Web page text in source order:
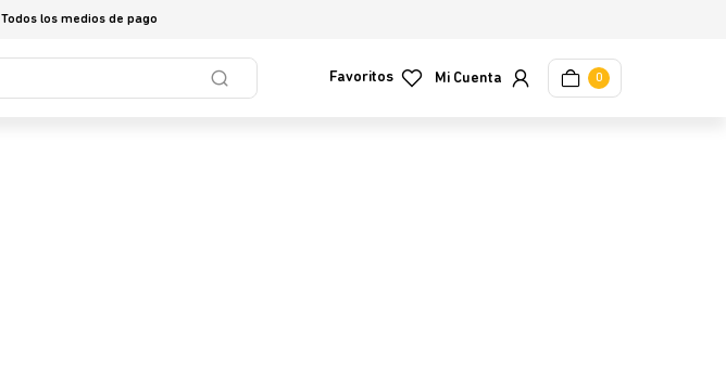
Todos los medios de pago
Favoritos 0